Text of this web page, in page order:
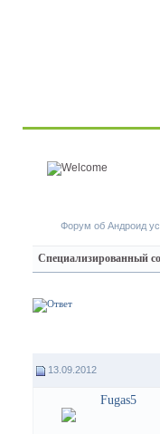
Форум об Андроид
Специализированный
13.09.2012
Fugas5